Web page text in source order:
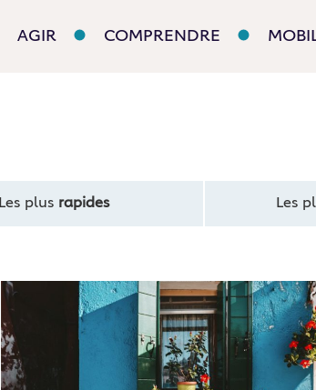
AGIR COMPRENDRE
Les plus rapides Les